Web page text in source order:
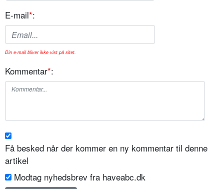
E-mail*:
Din e-mail bliver ikke vist på sitet.
Kommentar*:
Få besked når der kommer en ny kommentar til denne
artikel
Modtag nyhedsbrev fra haveabc.dk